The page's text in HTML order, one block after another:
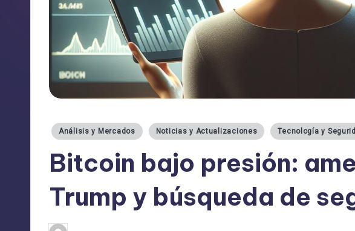
Publicado
Análisis y Mercados Noticias y Actualizaciones Tecnología y
Bitcoin bajo presión:
Trump y búsqueda de